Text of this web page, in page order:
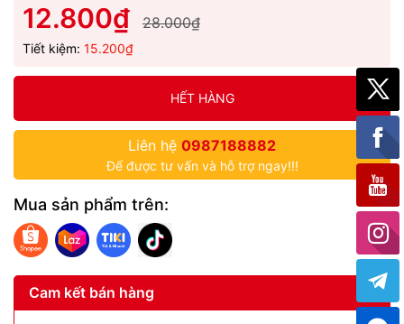
12.800₫ 28.000₫
Tiết kiệm: 15.200₫
HẾT HÀNG
Liên hệ 0987188882
Để được tư vấn và hỗ trợ ngay!!!
Mua sản phẩm trên:
Cam kết bán hàng